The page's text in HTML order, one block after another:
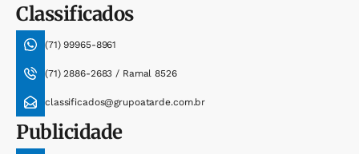
Classificados
(71) 99965-8961
(71) 2886-2683 / Ramal 8526
classificados@grupoatarde.com.br
Publicidade